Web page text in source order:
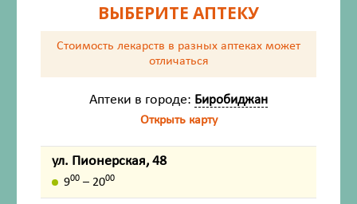
Противопоказания
Меры предосторожности
Способ применения
Побочное действие
Форма выпуска
ВЫБЕРИТЕ АПТЕКУ
Стоимость лекарств в разных аптеках может
отличаться
Аптеки в городе: Биробиджан
Открыть карту
ул. Пионерская, 48
900 – 2000